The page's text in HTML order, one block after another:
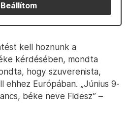
Beállítom
kell hoznunk a
kérdésében, mondta
hogy szuverenista,
Európában. „Június 9-
béke neve Fidesz” –